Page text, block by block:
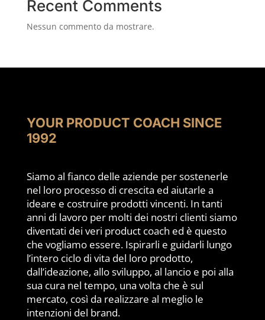
Recent Comments
Nessun commento da mostrare.
YOUR PRODUCT COACH SINCE
1992
Siamo al fianco delle aziende per sostenerle
nel loro processo di crescita ed aiutarle a
ideare e costruire prodotti vincenti. In tanti
anni di lavoro per molti dei nostri clienti siamo
diventati dei veri product coach ed è questo
che vogliamo essere. Ispirarli e guidarli lungo
l’intero ciclo di vita del loro prodotto,
dall’ideazione, allo sviluppo, al lancio e poi alla
sua cura nel tempo, una volta che è sul
mercato, così da realizzare al meglio le
intenzioni del brand.